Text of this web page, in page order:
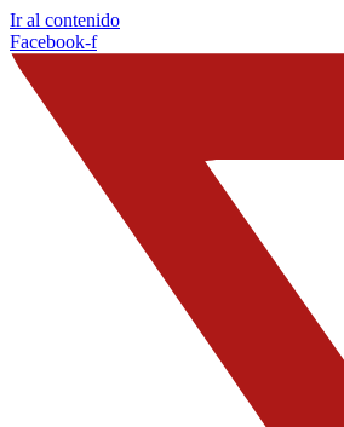
Ir al contenido
Facebook-f